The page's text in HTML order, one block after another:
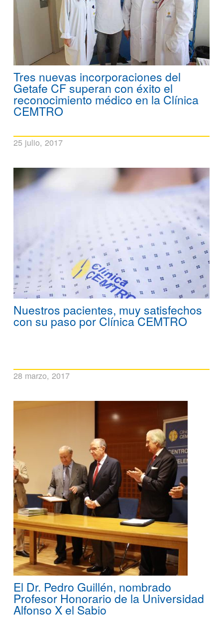
Tres nuevas incorporaciones del
Getafe CF superan con éxito el
reconocimiento médico en la Clínica
CEMTRO
25 julio, 2017
Nuestros pacientes, muy satisfechos
con su paso por Clínica CEMTRO
28 marzo, 2017
El Dr. Pedro Guillén, nombrado
Profesor Honorario de la Universidad
Alfonso X el Sabio